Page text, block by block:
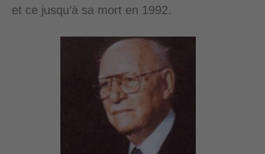
et ce jusqu’à sa mort en 1992.